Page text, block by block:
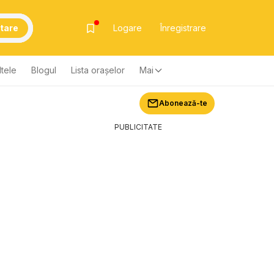
Logare Înregistrare
Blogul Lista oraşelor Mai
Abonează-te
PUBLICITATE